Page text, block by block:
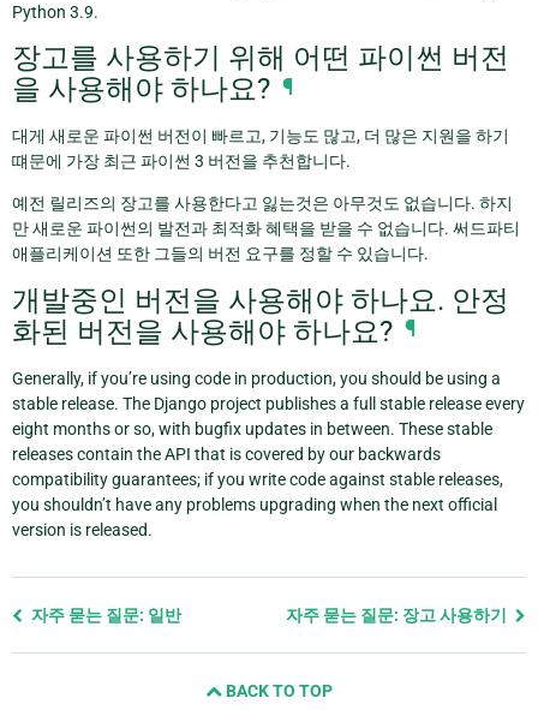
Python 3.9.
장고를 사용하기 위해 어떤 파이썬 버전
을 사용해야 하나요? ¶
대게 새로운 파이썬 버전이 빠르고, 기능도 많고, 더 많은 지원을 하기
떄문에 가장 최근 파이썬 3 버전을 추천합니다.
예전 릴리즈의 장고를 사용한다고 잃는것은 아무것도 없습니다. 하지
만 새로운 파이썬의 발전과 최적화 혜택을 받을 수 없습니다. 써드파티
애플리케이션 또한 그들의 버전 요구를 정할 수 있습니다.
개발중인 버전을 사용해야 하나요. 안정
화된 버전을 사용해야 하나요? ¶
Generally, if you’re using code in production, you should be using a
stable release. The Django project publishes a full stable release every
eight months or so, with bugfix updates in between. These stable
releases contain the API that is covered by our backwards
compatibility guarantees; if you write code against stable releases,
you shouldn’t have any problems upgrading when the next official
version is released.
Previous
자주 묻는 질문: 일반 자주 묻는 질문: 장고 사용하기
BACK TO TOP